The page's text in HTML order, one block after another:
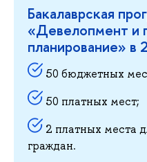
Бакалаврская
«Девелопмент и
планирование» в
50 бюджетных
50 платных мест;
2 платных места
граждан.